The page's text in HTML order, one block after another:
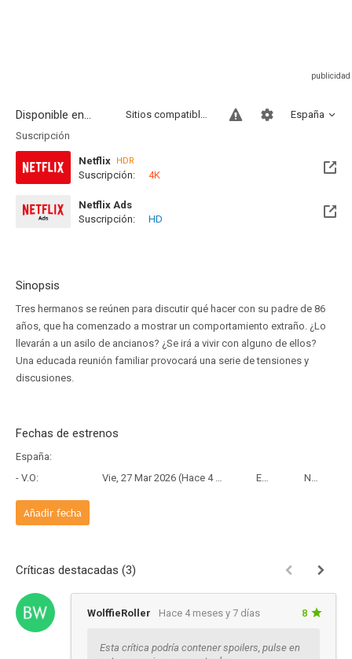
Disponible en... España
Sitios compatibles
Suscripción
Netflix HDR
Suscripción: 4K
Netflix Ads
Suscripción:
HD
Sinopsis
Tres hermanos se reúnen para discutir qué hacer con su padre de 86
años, que ha comenzado a mostrar un comportamiento extraño. ¿Lo
llevarán a un asilo de ancianos? ¿Se irá a vivir con alguno de ellos?
Una educada reunión familiar provocará una serie de tensiones y
discusiones.
Fechas de estrenos
España:
- V.O:
Vie, 27 Mar 2026 (Hace 4 meses y 14 días) Estreno Netflix
Añadir fecha
Críticas destacadas (3)
WolffieRoller Hace 4 meses y 7 días 8
Esta crítica podría contener spoilers, pulse en